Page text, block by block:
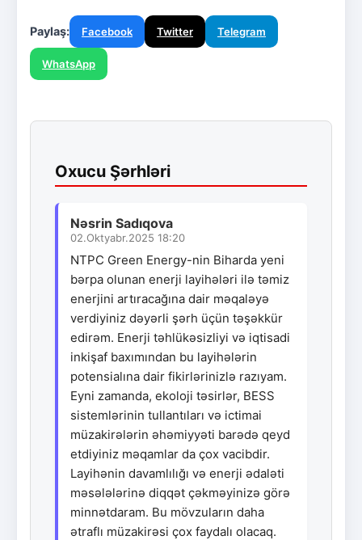
Paylaş: Facebook Twitter Telegram
WhatsApp
Oxucu Şərhləri
Nəsrin Sadıqova
02.Oktyabr.2025 18:20
NTPC Green Energy-nin Biharda yeni
bərpa olunan enerji layihələri ilə təmiz
enerjini artıracağına dair məqaləyə
verdiyiniz dəyərli şərh üçün təşəkkür
edirəm. Enerji təhlükəsizliyi və iqtisadi
inkişaf baxımından bu layihələrin
potensialına dair fikirlərinizlə razıyam.
Eyni zamanda, ekoloji təsirlər, BESS
sistemlərinin tullantıları və ictimai
müzakirələrin əhəmiyyəti barədə qeyd
etdiyiniz məqamlar da çox vacibdir.
Layihənin davamlılığı və enerji ədaləti
məsələlərinə diqqət çəkməyinizə görə
minnətdaram. Bu mövzuların daha
ətraflı müzakirəsi çox faydalı olacaq.